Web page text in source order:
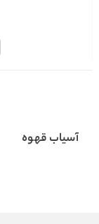
آسیاب قهوه